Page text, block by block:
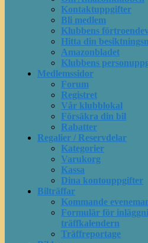
Kontaktuppgifter
Bli medlem
Klubbens
Hitta din
Amazonbladet
Klubbens
Medlemssidor
Forum
Registret
Vår klubblokal
Försäkra din bil
Rabatter
Regalier / Reservdelar
Kategorier
Varukorg
Kassa
Dina kontouppgifter
Bilträffar
Kommande
Formulär för
träffkalendern
Träffreportage